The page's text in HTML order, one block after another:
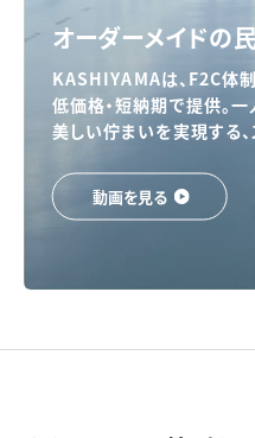
オーダーメイドの
KASHIYAMAは、F2C体
低価格・短納期で提供。
美しい佇まいを実現する
動画を見る